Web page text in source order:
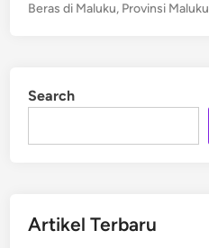
t
n
e
d
s
Beras di Maluku, Provinsi Maluku
Search
Artikel Terbaru